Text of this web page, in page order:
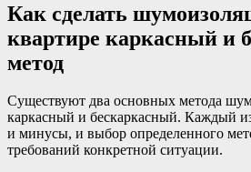
Как сделать
квартире каркасный и
метод
Существуют два основных метода
каркасный и бескаркасный. Каждый
и минусы, и выбор определенного
требований конкретной ситуации.